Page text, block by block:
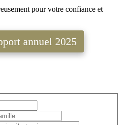
pour votre confiance et
annuel 2025